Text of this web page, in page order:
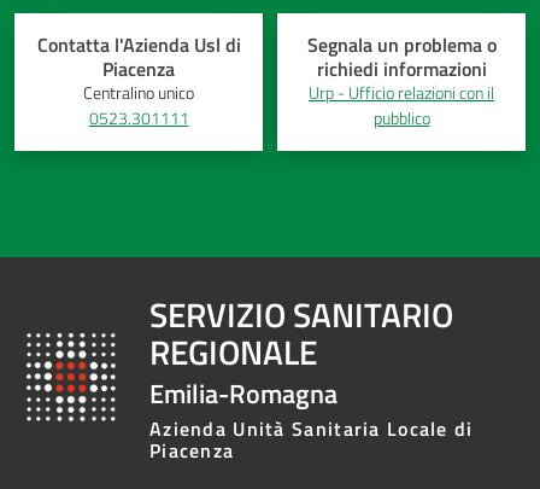
Contatta l'Azienda Usl di
Piacenza
Centralino unico
0523.301111
Segnala un problema o
richiedi informazioni
Urp - Ufficio relazioni con il
pubblico
SERVIZIO SANITARIO
REGIONALE
Emilia-Romagna
Azienda Unità Sanitaria Locale di
Piacenza